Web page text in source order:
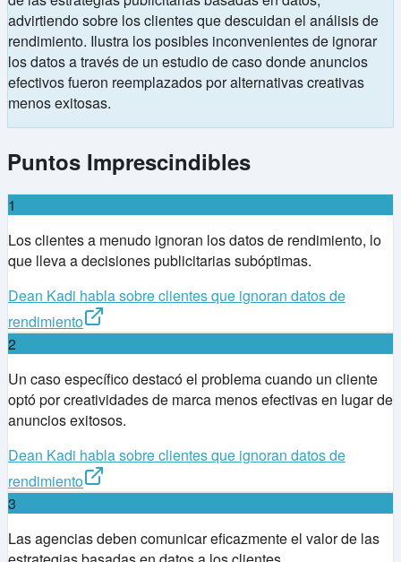
advirtiendo sobre los clientes que descuidan el análisis de
rendimiento. Ilustra los posibles inconvenientes de ignorar
los datos a través de un estudio de caso donde anuncios
efectivos fueron reemplazados por alternativas creativas
menos exitosas.
Puntos Imprescindibles
1
Los clientes a menudo ignoran los datos de rendimiento, lo
que lleva a decisiones publicitarias subóptimas.
Dean Kadi habla sobre clientes que ignoran datos de
rendimiento
2
Un caso específico destacó el problema cuando un cliente
optó por creatividades de marca menos efectivas en lugar de
anuncios exitosos.
Dean Kadi habla sobre clientes que ignoran datos de
rendimiento
3
Las agencias deben comunicar eficazmente el valor de las